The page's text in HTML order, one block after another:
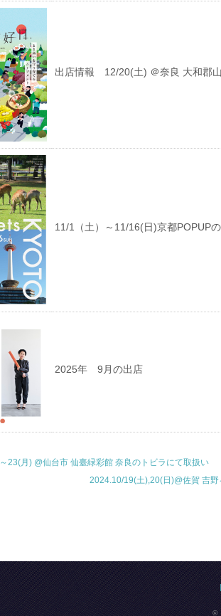
出店情報 12/20(土) ＠奈良 大和郡
11/1（土）～11/16(日)京都POPUP
2025年 9月の出店
23(月) @仙台市 仙臺緑彩館 奈良のトビラにて取扱い
2024.10/19(土),20(日)@佐賀 吉